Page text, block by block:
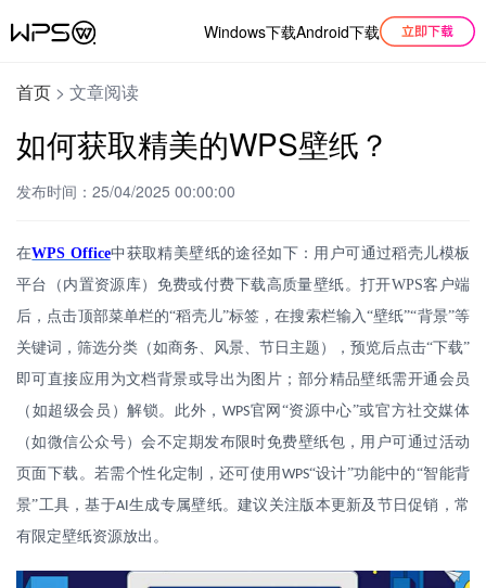
Windows下载Android下载
首页 > 文章阅读
如何获取精美的WPS壁纸？
发布时间：25/04/2025 00:00:00
在WPS Office中获取精美壁纸的途径如下：用户可通过稻壳儿模板
平台（内置资源库）免费或付费下载高质量壁纸。打开WPS客户端
后，点击顶部菜单栏的“稻壳儿”标签，在搜索栏输入“壁纸”“背景”等
关键词，筛选分类（如商务、风景、节日主题），预览后点击“下载”
即可直接应用为文档背景或导出为图片；部分精品壁纸需开通会员
（如超级会员）解锁。此外， WPS官网“资源中心”或官方社交媒体
（如微信公众号）会不定期发布限时免费壁纸包，用户可通过活动
页面下载。若需个性化定制，还可使用 WPS“设计”功能中的“智能背
景”工具，基于AI生成专属壁纸。建议关注版本更新及节日促销，常
有限定壁纸资源放出。